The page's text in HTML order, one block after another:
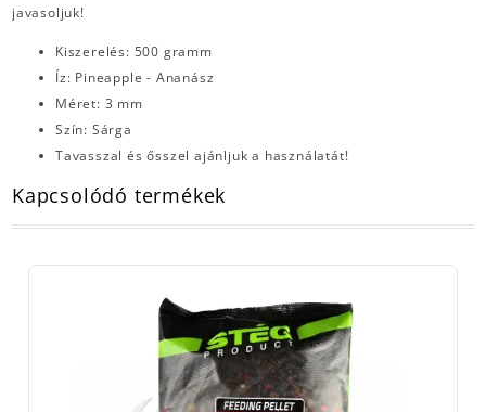
javasoljuk!
Kiszerelés: 500 gramm
Íz: Pineapple - Ananász
Méret: 3 mm
Szín: Sárga
Tavasszal és ősszel ajánljuk a használatát!
Kapcsolódó termékek